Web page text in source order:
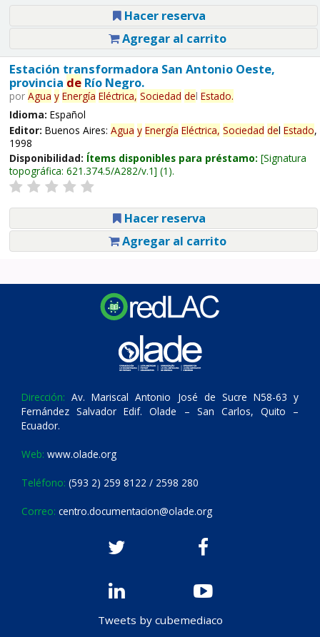
Hacer reserva
Agregar al carrito
Estación transformadora San Antonio Oeste,
provincia deRío Negro.
por Agua y Energía Eléctrica, Sociedad del Estado.
Idioma: Español
Editor: Buenos Aires: Agua y Energía Eléctrica, Sociedad del Estado,
1998
Disponibilidad: Ítems disponibles para préstamo: Signatura
topográfica: 621.374.5/A282/v.1 (1).
Hacer reserva
Agregar al carrito
Dirección: Av. Mariscal Antonio José de Sucre N58-63 y
Fernández Salvador Edif. Olade – San Carlos, Quito –
Ecuador.
Web: www.olade.org
Teléfono: (593 2) 259 8122 / 2598 280
Correo: centro.documentacion@olade.org
Tweets by cubemediaco